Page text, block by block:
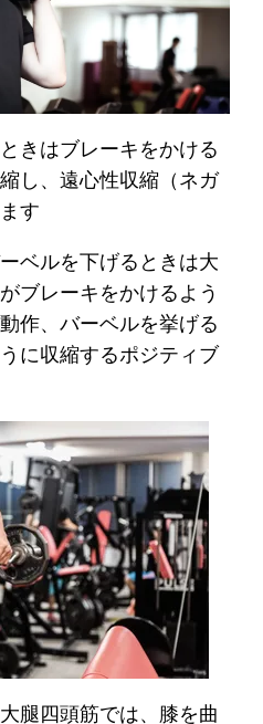
きはブレーキをかける
し、遠心性収縮（ネガ
す
ベルを下げるときは大
ブレーキをかけるよう
作、バーベルを挙げる
に収縮するポジティブ
腿四頭筋では、膝を曲